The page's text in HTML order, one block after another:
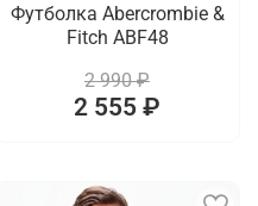
Футболка Abercrombie &
Fitch ABF48
2 990 ₽
2 555 ₽